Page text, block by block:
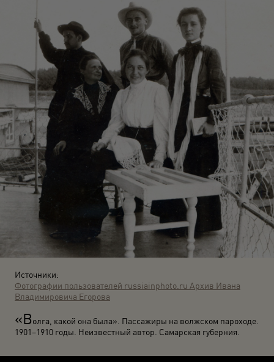
Источники:
Фотографии пользователей russiainphoto.ru Архив Ивана
Владимировича Егорова
«Волга, какой она была». Пассажиры на волжском пароходе.
1901–1910 годы. Неизвестный автор. Самарская губерния.